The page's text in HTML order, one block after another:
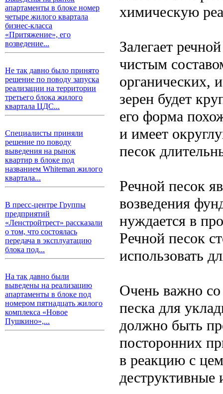
апартаменты в блоке номер
четыре жилого квартала
бизнес-класса
«Притяжение», его
возведение...
Не так давно было принято
решение по поводу запуска
реализации на территории
третьего блока жилого
квартала ЦДС...
Специалисты приняли
решение по поводу
выведения на рынок
квартир в блоке под
названием Whiteman жилого
квартала...
В пресс-центре Группы
предприятий
«Ленстройтрест» рассказали
о том, что состоялась
передача в эксплуатацию
блока под...
На так давно были
выведены на реализацию
апартаменты в блоке под
номером пятнадцать жилого
комплекса «Новое
Пушкино»,...
химическую
Залегает
чистым
органических,
зерен будет
его форма
и имеет
песок
Речной песок
возведения
нуждается в
Речной песок
использовать
Очень важно со
песка для
должно быть
посторонних
в реакцию с
деструктивные